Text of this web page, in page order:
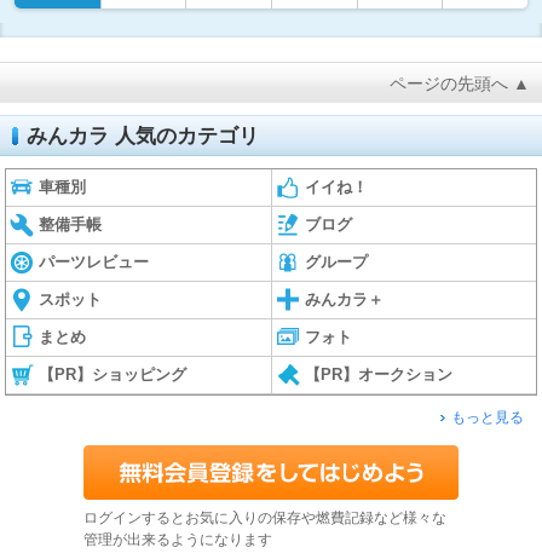
ページの先頭へ ▲
みんカラ 人気のカテゴリ
車種別 イイね！
整備手帳 ブログ
パーツレビュー グループ
スポット みんカラ＋
まとめ フォト
【PR】ショッピング 【PR】オークション
もっと見る
ログインするとお気に入りの保存や燃費記録など様々な
管理が出来るようになります